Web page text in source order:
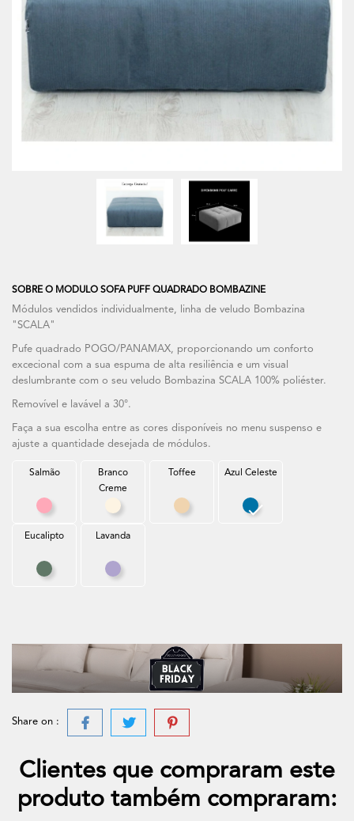
SOBRE O MODULO SOFA PUFF QUADRADO BOMBAZINE
Módulos vendidos individualmente, linha de veludo Bombazina
"SCALA"
Pufe quadrado POGO/PANAMAX, proporcionando um conforto
excecional com a sua espuma de alta resiliência e um visual
deslumbrante com o seu veludo Bombazina SCALA 100% poliéster.
Removível e lavável a 30°.
Faça a sua escolha entre as cores disponíveis no menu suspenso e
ajuste a quantidade desejada de módulos.
Salmão
Salmão
Branco
Creme
Branco Creme
Toffee
Toffee
Azul Celeste
Azul Celeste
Eucalipto
Eucalipto
Lavanda
Lavanda
Share on :
Clientes que compraram este
produto também compraram: